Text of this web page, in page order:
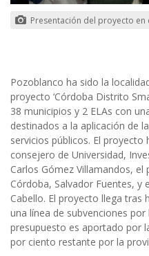
Presentación del proyecto
Pozoblanco ha sido la
proyecto ‘Córdoba Distrito
38 municipios y 2 ELAs con
destinados a la aplicación de
servicios públicos. El
consejero de Universidad,
Carlos Gómez Villamandos,
Córdoba, Salvador Fuentes, y
Cabello. El proyecto llega tras
una línea de subvenciones
presupuesto es aportado por
por ciento restante por la